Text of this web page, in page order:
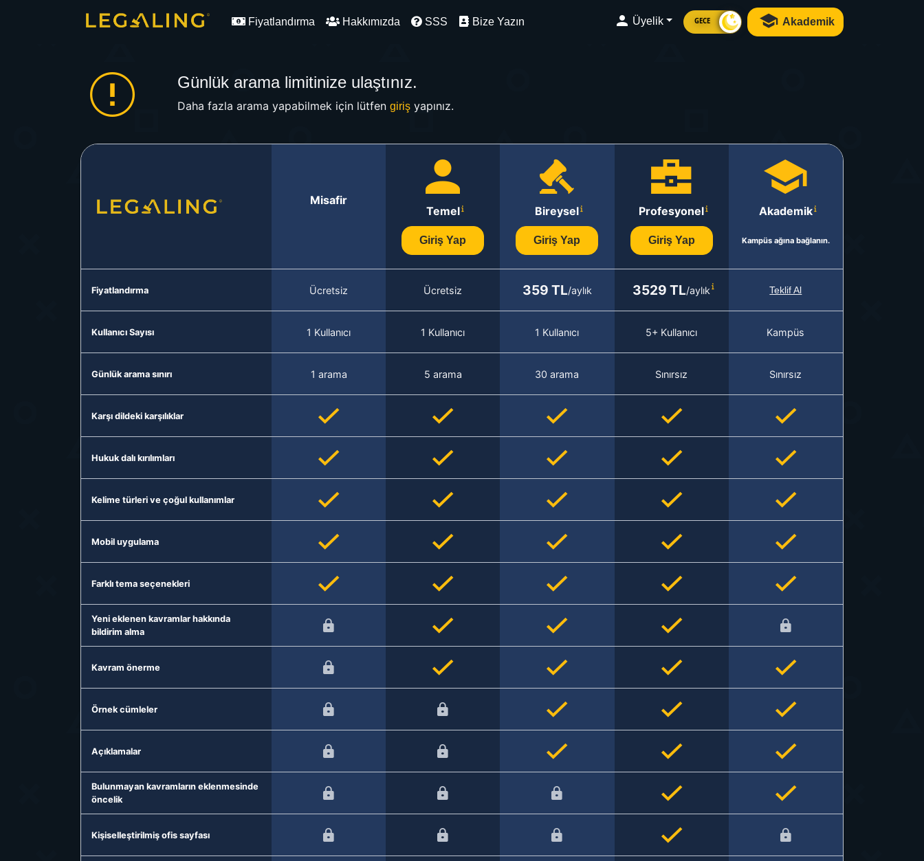
Fiyatlandırma Hakkımızda SSS Bize Yazın Üyelik GECE Akademik
Günlük arama limitinize ulaştınız.
Daha fazla arama yapabilmek için lütfen girişyapınız.
Misafir
Temel
Giriş Yap
Bireysel
Giriş Yap
Profesyonel
Giriş Yap
Akademik
Kampüs ağına bağlanın.
Fiyatlandırma Ücretsiz Ücretsiz 359 TL/aylık 3529 TL/aylık Teklif Al
Kullanıcı Sayısı 1 Kullanıcı 1 Kullanıcı 1 Kullanıcı 5+ Kullanıcı Kampüs
Günlük arama sınırı 1 arama 5 arama 30 arama Sınırsız Sınırsız
Karşı dildeki karşılıklar
Hukuk dalı kırılımları
Kelime türleri ve çoğul kullanımlar
Mobil uygulama
Farklı tema seçenekleri
Yeni eklenen kavramlar hakkında
bildirim alma
Kavram önerme
Örnek cümleler
Açıklamalar
Bulunmayan kavramların eklenmesinde
öncelik
Kişiselleştirilmiş ofis sayfası